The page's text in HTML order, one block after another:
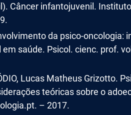
Câncer infantojuvenil.
da psico-oncologia:
saúde. Psicol. cienc. prof.
Lucas Matheus Grizotto.
teóricas sobre o
– 2017.